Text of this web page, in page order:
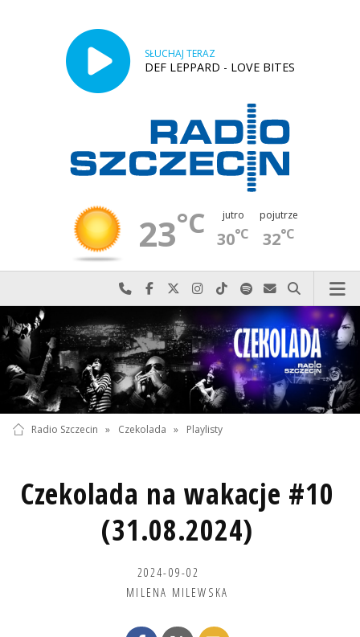
SŁUCHAJ TERAZ
DEF LEPPARD - LOVE BITES
23°C jutro
30°C
pojutrze
32°C
Najlepiej po prostu do nas zadzwoń
Odwiedź nas na Facebook-u
Odwiedź nas na X
Odwiedź nas na Instagram-ie
Odwiedź nas na TikTok-u
Szukaj nas na Spotify
Wyślij do nas
Szukaj
Radio Szczecin » Czekolada » Playlisty
Czekolada na wakacje #10
(31.08.2024)
2024-09-02
MILENA MILEWSKA